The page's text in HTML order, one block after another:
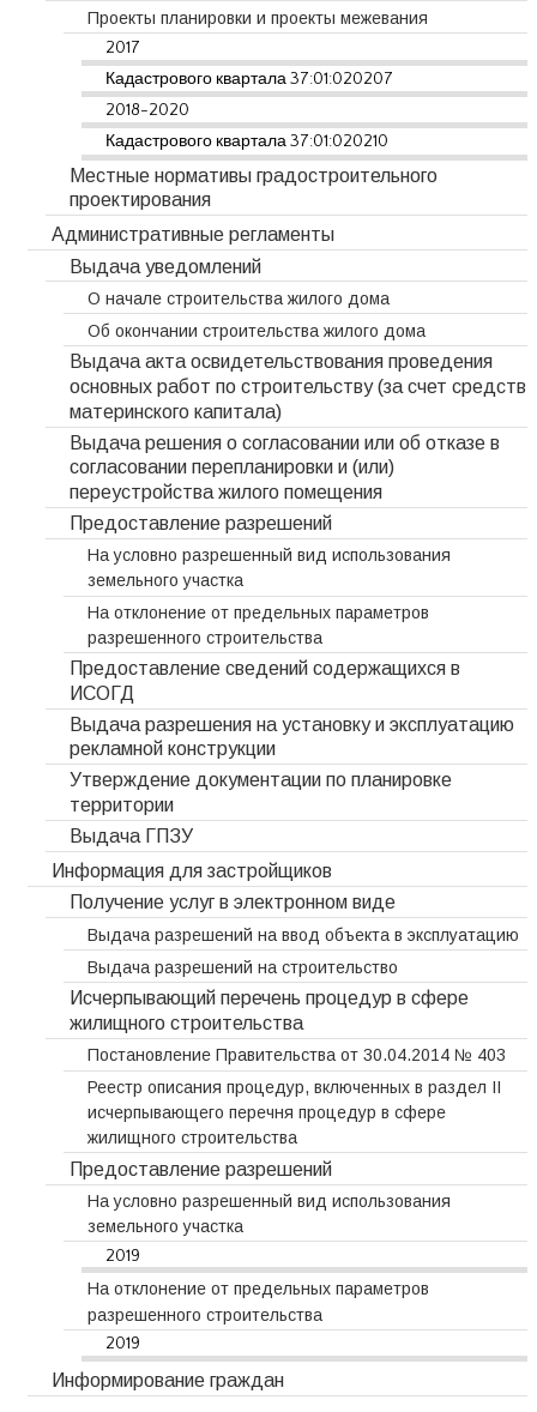
Проекты планировки и проекты межевания
2017
Кадастрового квартала 37:01:020207
2018-2020
Кадастрового квартала 37:01:020210
Местные нормативы градостроительного
проектирования
Административные регламенты
Выдача уведомлений
О начале строительства жилого дома
Об окончании строительства жилого дома
Выдача акта освидетельствования проведения
основных работ по строительству (за счет средств
материнского капитала)
Выдача решения о согласовании или об отказе в
согласовании перепланировки и (или)
переустройства жилого помещения
Предоставление разрешений
На условно разрешенный вид использования
земельного участка
На отклонение от предельных параметров
разрешенного строительства
Предоставление сведений содержащихся в
ИСОГД
Выдача разрешения на установку и эксплуатацию
рекламной конструкции
Утверждение документации по планировке
территории
Выдача ГПЗУ
Информация для застройщиков
Получение услуг в электронном виде
Выдача разрешений на ввод объекта в эксплуатацию
Выдача разрешений на строительство
Исчерпывающий перечень процедур в сфере
жилищного строительства
Постановление Правительства от 30.04.2014 № 403
Реестр описания процедур, включенных в раздел II
исчерпывающего перечня процедур в сфере
жилищного строительства
Предоставление разрешений
На условно разрешенный вид использования
земельного участка
2019
На отклонение от предельных параметров
разрешенного строительства
2019
Информирование граждан